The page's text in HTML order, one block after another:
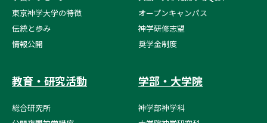
東京神学大学の特徴
伝統と歩み
情報公開
オープンキャンパス
神学研修志望
奨学金制度
教育・研究活動
総合研究所
学部・大学院
神学部神学科